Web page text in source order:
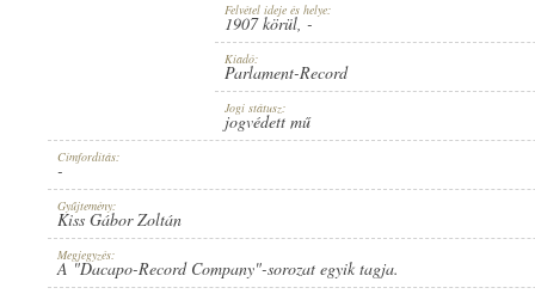
KIADÓ: PARLAMENT-RECORD
Felvétel ideje és helye:
1907 körül, -
Kiadó:
Parlament-Record
Jogi státusz:
jogvédett mű
Címfordítás:
-
Gyűjtemény:
Kiss Gábor Zoltán
Megjegyzés:
A "Dacapo-Record Company"-sorozat egyik tagja.